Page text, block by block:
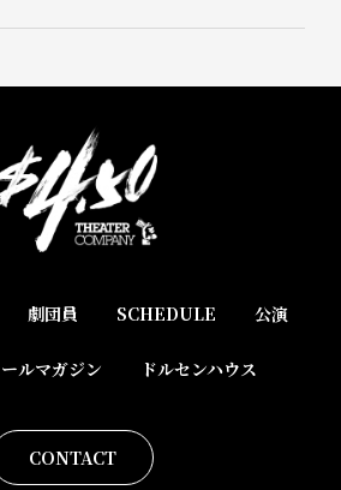
劇団員 SCHEDULE 公演
ールマガジン ドルセンハウス
CONTACT